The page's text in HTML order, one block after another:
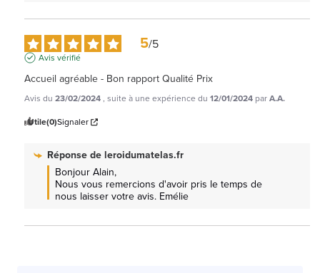
5/5
Avis vérifié
Accueil agréable - Bon rapport Qualité Prix
Avis du 23/02/2024, suite à une expérience du 12/01/2024 parA.A.
Utile(0)Signaler
Réponse deleroidumatelas.fr
Bonjour Alain,
Nous vous remercions d'avoir pris le temps de
nous laisser votre avis. Emélie